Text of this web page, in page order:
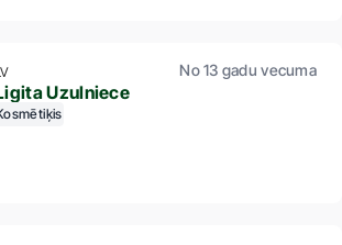
No 13 gadu vecuma
Uzulniece